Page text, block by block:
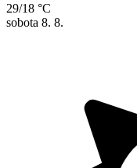
29/18 °C
sobota 8. 8.